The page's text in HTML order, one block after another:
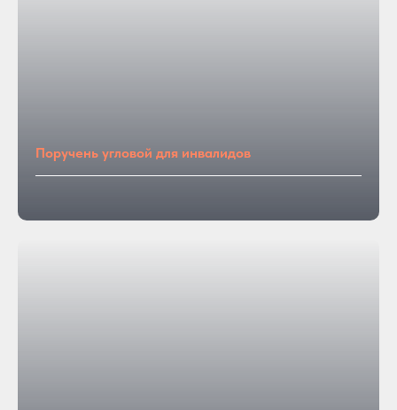
Поручень угловой для инвалидов